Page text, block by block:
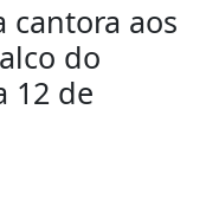
cantora aos
do
12 de